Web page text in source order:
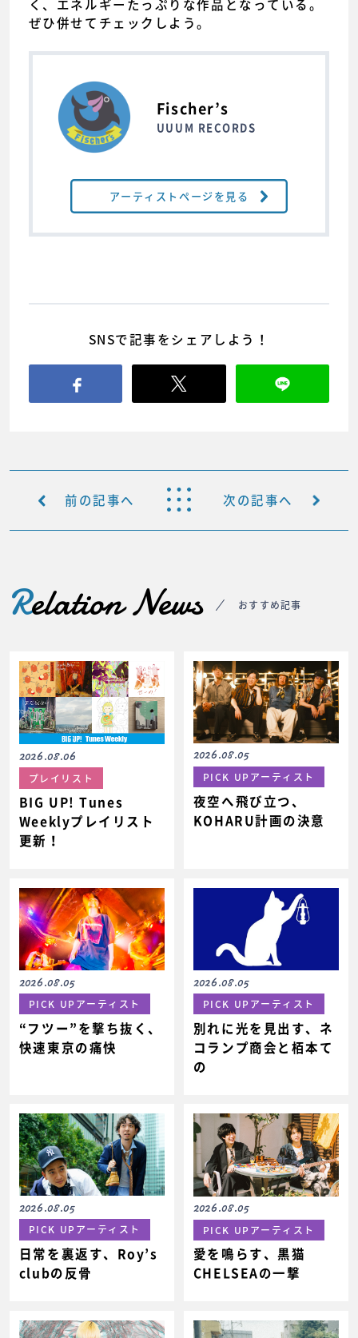
く、エネルギーたっぷりな作品となっている。
ぜひ併せてチェックしよう。
Fischer’s
UUUM RECORDS
アーティストページを見る
SNSで記事をシェアしよう！
前の記事へ 次の記事へ
Relation News おすすめ記事
2026.08.06
プレイリスト
BIG UP! Tunes
Weeklyプレイリスト
更新！
2026.08.05
PICK UPアーティスト
夜空へ飛び立つ、
KOHARU計画の決意
2026.08.05
PICK UPアーティスト
“フツー”を撃ち抜く、
快速東京の痛快
2026.08.05
PICK UPアーティスト
別れに光を見出す、ネ
コランプ商会と栢本て
の
2026.08.05
PICK UPアーティスト
日常を裏返す、Roy’s
clubの反骨
2026.08.05
PICK UPアーティスト
愛を鳴らす、黒猫
CHELSEAの一撃